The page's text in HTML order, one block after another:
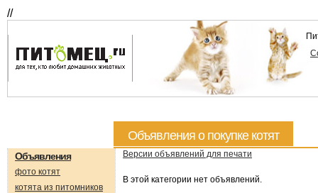
//
Объявления о покупке котят
Объявления
фото котят
котята из питомников
Версии объявлений для печати
В этой категории нет объявлений.